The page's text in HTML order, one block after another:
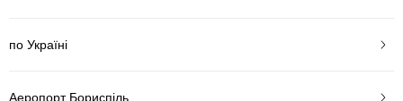
по Україні
Аеропорт Бориспіль